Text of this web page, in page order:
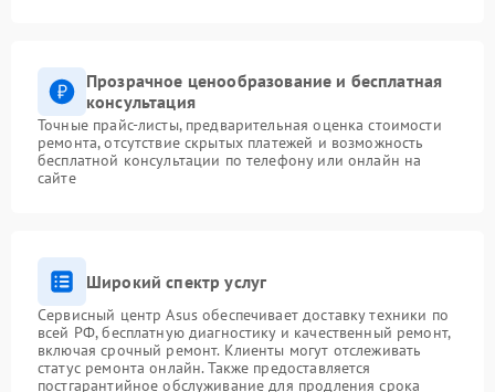
Прозрачное ценообразование и бесплатная
консультация
Точные прайс-листы, предварительная оценка стоимости
ремонта, отсутствие скрытых платежей и возможность
бесплатной консультации по телефону или онлайн на
сайте
Широкий спектр услуг
Сервисный центр Asus обеспечивает доставку техники по
всей РФ, бесплатную диагностику и качественный ремонт,
включая срочный ремонт. Клиенты могут отслеживать
статус ремонта онлайн. Также предоставляется
постгарантийное обслуживание для продления срока